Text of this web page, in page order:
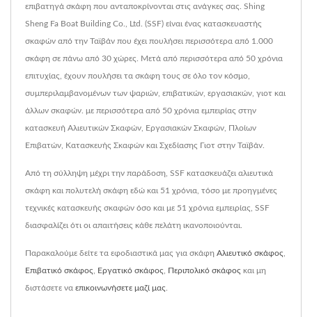
επιβατηγά σκάφη που ανταποκρίνονται στις ανάγκες σας. Shing
Sheng Fa Boat Building Co., Ltd. (SSF) είναι ένας κατασκευαστής
σκαφών από την Ταϊβάν που έχει πουλήσει περισσότερα από 1.000
σκάφη σε πάνω από 30 χώρες. Μετά από περισσότερα από 50 χρόνια
επιτυχίας, έχουν πουλήσει τα σκάφη τους σε όλο τον κόσμο,
συμπεριλαμβανομένων των ψαριών, επιβατικών, εργασιακών, γιοτ και
άλλων σκαφών. με περισσότερα από 50 χρόνια εμπειρίας στην
κατασκευή Αλιευτικών Σκαφών, Εργασιακών Σκαφών, Πλοίων
Επιβατών, Κατασκευής Σκαφών και Σχεδίασης Γιοτ στην Ταϊβάν.
Από τη σύλληψη μέχρι την παράδοση, SSF κατασκευάζει αλιευτικά
σκάφη και πολυτελή σκάφη εδώ και 51 χρόνια, τόσο με προηγμένες
τεχνικές κατασκευής σκαφών όσο και με 51 χρόνια εμπειρίας, SSF
διασφαλίζει ότι οι απαιτήσεις κάθε πελάτη ικανοποιούνται.
Παρακαλούμε δείτε τα εφοδιαστικά μας για σκάφη Αλιευτικό σκάφος
Επιβατικό σκάφος Εργατικό σκάφος Περιπολικό σκάφος και μη
διστάσετε να επικοινωνήσετε μαζί μας